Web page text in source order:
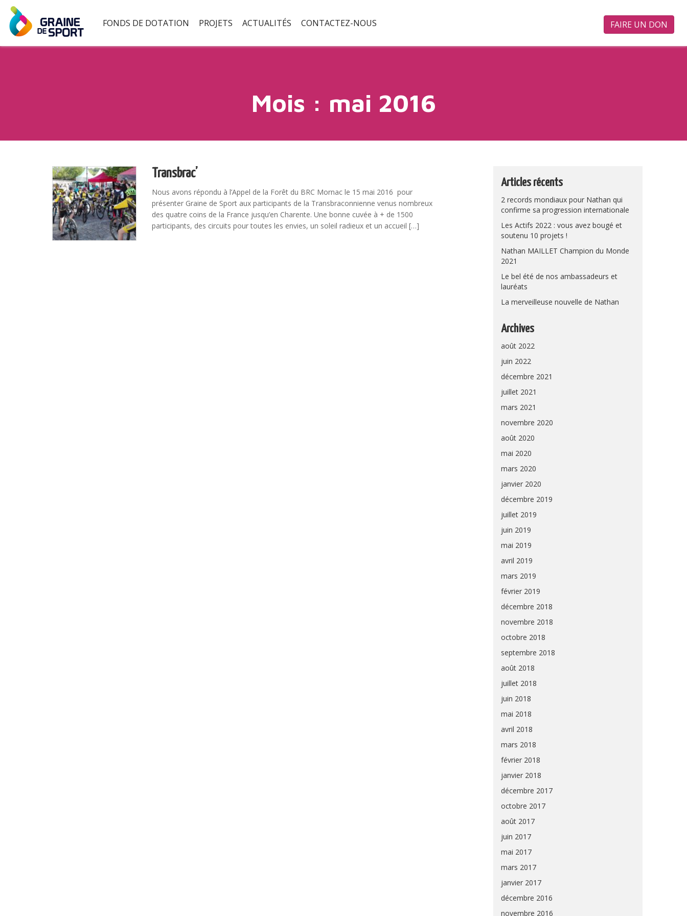
FONDS DE DOTATION PROJETS ACTUALITÉS CONTACTEZ-NOUS FAIRE UN DON
Mois : mai 2016
Transbrac’
Nous avons répondu à l’Appel de la Forêt du BRC Mornac le 15 mai 2016 pour
présenter Graine de Sport aux participants de la Transbraconnienne venus nombreux
des quatre coins de la France jusqu’en Charente. Une bonne cuvée à + de 1500
participants, des circuits pour toutes les envies, un soleil radieux et un accueil […]
Articles récents
2 records mondiaux pour Nathan qui
confirme sa progression internationale
Les Actifs 2022 : vous avez bougé et
soutenu 10 projets !
Nathan MAILLET Champion du Monde
2021
Le bel été de nos ambassadeurs et
lauréats
La merveilleuse nouvelle de Nathan
Archives
août 2022
juin 2022
décembre 2021
juillet 2021
mars 2021
novembre 2020
août 2020
mai 2020
mars 2020
janvier 2020
décembre 2019
juillet 2019
juin 2019
mai 2019
avril 2019
mars 2019
février 2019
décembre 2018
novembre 2018
octobre 2018
septembre 2018
août 2018
juillet 2018
juin 2018
mai 2018
avril 2018
mars 2018
février 2018
janvier 2018
décembre 2017
octobre 2017
août 2017
juin 2017
mai 2017
mars 2017
janvier 2017
décembre 2016
novembre 2016